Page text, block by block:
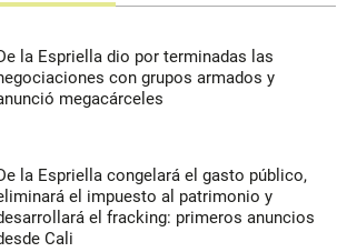
la Espriella dio por terminadas las
con grupos armados y
megacárceles
la Espriella congelará el gasto público,
el impuesto al patrimonio y
el fracking: primeros anuncios
Cali